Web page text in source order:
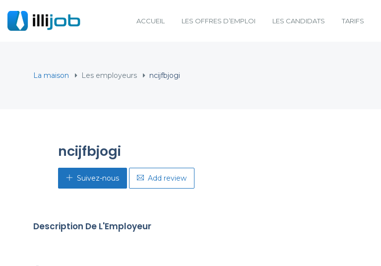
ACCUEIL LES OFFRES D’EMPLOI LES CANDIDATS TARIFS
La maison Les employeurs ncijfbjogi
ncijfbjogi
Suivez-nous Add review
Description De L'Employeur